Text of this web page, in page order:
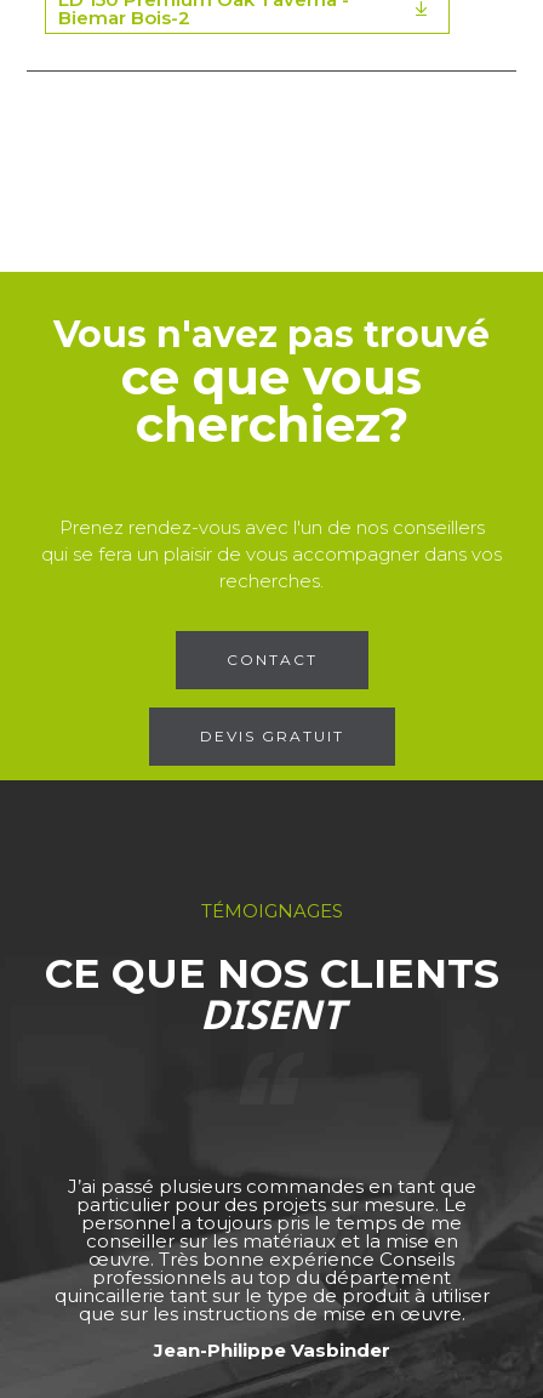
Biemar Bois-2
Vous n'avez pas trouvé
ce que vous
cherchiez?
Prenez rendez-vous avec l'un de nos conseillers
qui se fera un plaisir de vous accompagner dans vos
recherches.
CONTACT
DEVIS GRATUIT
TÉMOIGNAGES
CE QUE NOS CLIENTS
DISENT
J’ai passé plusieurs commandes en tant que
particulier pour des projets sur mesure. Le
personnel a toujours pris le temps de me
conseiller sur les matériaux et la mise en
œuvre. Très bonne expérience Conseils
professionnels au top du département
quincaillerie tant sur le type de produit à utiliser
que sur les instructions de mise en œuvre.
Jean-Philippe Vasbinder